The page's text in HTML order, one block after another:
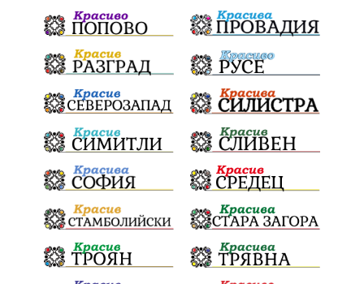
по спортна гимнастика 2026 Православие
Паралел България и Унгария полет в Космоса
българин в Космоса майор Георги Иванов
Добри новини за Белослав
новия ферибот вече е готов Нов етап
неонатален скрининг Априлското въстание
150 години Великденски крос